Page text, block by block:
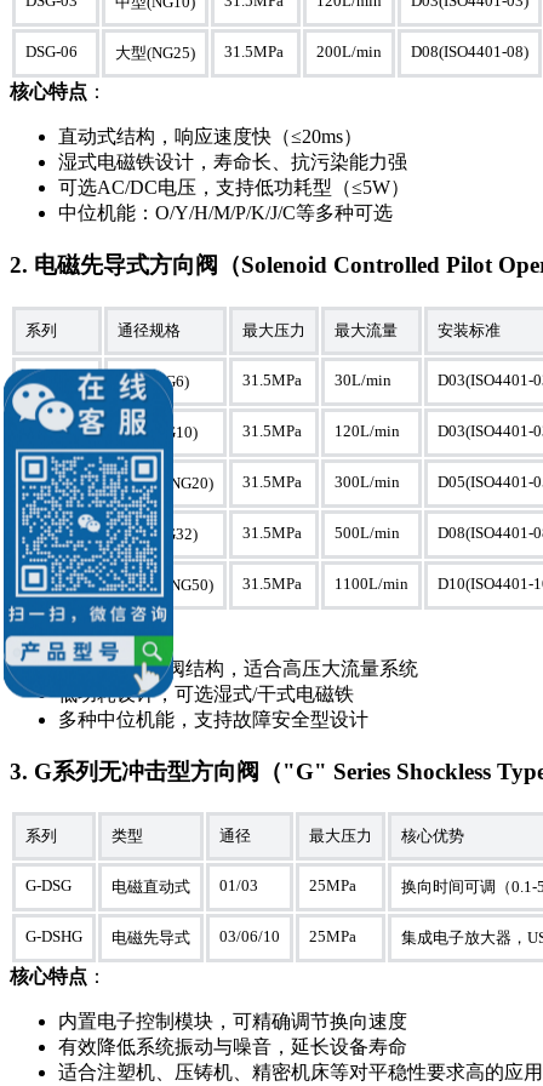
DSG-06 大型(NG25) 31.5MPa 200L/min D08(ISO4401-08)
核心特点 ：
直动式结构，响应速度快（≤20ms）
湿式电磁铁设计，寿命长、抗污染能力强
可选AC/DC电压，支持低功耗型（≤5W）
中位机能：O/Y/H/M/P/K/J/C等多种可选
2. 电磁先导式方向阀（Solenoid Controlled Pilot
系列 通径规格 最大压力 最大流量 安装标准
DSHG-01 小型(NG6) 31.5MPa 30L/min D03(ISO4401-
DSHG-03 中型(NG10) 31.5MPa 120L/min D03(ISO4401-
DSHG-04 中大型(NG20) 31.5MPa 300L/min D05(ISO4401-
DSHG-06 大型(NG32) 31.5MPa 500L/min D08(ISO4401-
DSHG-10 超大型(NG50) 31.5MPa 1100L/min D10(ISO4401-
核心特点 ：
电磁先导+主阀结构，适合高压大流量系统
低功耗设计，可选湿式/干式电磁铁
多种中位机能，支持故障安全型设计
3. G系列无冲击型方向阀（"G" Series Shockless
系列 类型 通径 最大压力 核心优势
G-DSG 电磁直动式 01/03 25MPa 换向时间可调（0.1-
G-DSHG 电磁先导式 03/06/10 25MPa 集成电子放大器，
核心特点 ：
内置电子控制模块，可精确调节换向速度
有效降低系统振动与噪音，延长设备寿命
适合注塑机、压铸机、精密机床等对平稳性要求高的应用